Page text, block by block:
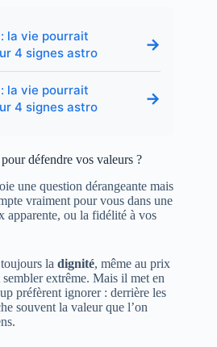
la vie pourrait
4 signes astro
→
la vie pourrait
4 signes astro
→
défendre vos valeurs ?
une question dérangeante mais
vraiment pour vous dans une
apparente, ou la fidélité à vos
la dignité, même au prix
extrême. Mais il met en
préfèrent ignorer : derrière les
souvent la valeur que l’on